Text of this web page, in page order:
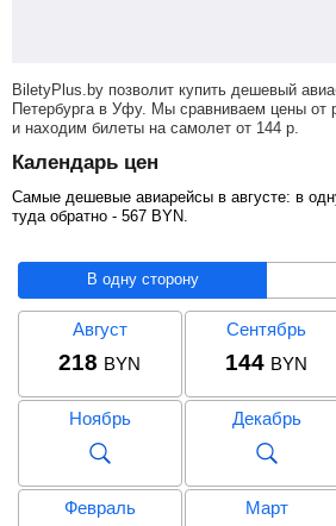
BiletyPlus.by позволит купить дешевый
Петербурга в Уфу. Мы сравниваем цены от
и находим билеты на самолет от 144 р
Календарь цен
Самые дешевые авиарейсы в августе: в
туда обратно - 567 BYN
В одну сторону
Август
218 BYN
Сентябрь
144 BYN
Ноябрь Декабрь
Февраль Март